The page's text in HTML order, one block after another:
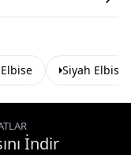
Siyah Elbise
İndir